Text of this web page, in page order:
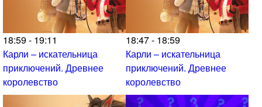
18:59 - 19:11
Карли – искательница
приключений. Древнее
королевство
18:47 - 18:59
Карли – искательница
приключений. Древнее
королевство